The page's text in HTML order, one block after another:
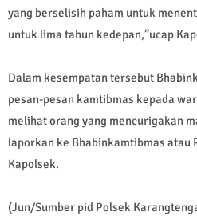
yang berselisih paham untuk
untuk lima tahun kedepan,”ucap
Dalam kesempatan tersebut
pesan-pesan kamtibmas kepada
melihat orang yang mencurigakan
laporkan ke Bhabinkamtibmas atau
Kapolsek.
(Jun/Sumber pid Polsek